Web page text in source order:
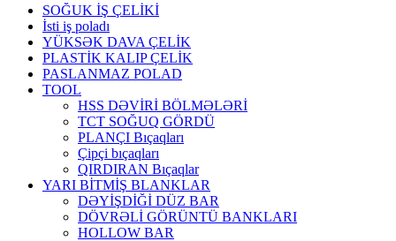
SOĞUK İŞ ÇELİKİ
İsti iş poladı
YÜKSƏK DAVA ÇELİK
PLASTİK KALIP ÇELİK
PASLANMAZ POLAD
TOOL
HSS DƏVİRİ BÖLMƏLƏRİ
TCT SOĞUQ GÖRDÜ
PLANÇI Bıçaqları
Çipçi bıçaqları
QIRDIRAN Bıçaqlar
YARI BİTMİŞ BLANKLAR
DƏYİŞDİĞİ DÜZ BAR
DÖVRƏLİ GÖRÜNTÜ BANKLARI
HOLLOW BAR